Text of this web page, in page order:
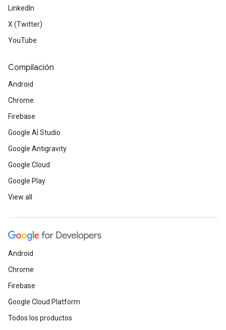
LinkedIn
X (Twitter)
YouTube
Compilación
Android
Chrome
Firebase
Google AI Studio
Google Antigravity
Google Cloud
Google Play
View all
Android
Chrome
Firebase
Google Cloud Platform
Todos los productos